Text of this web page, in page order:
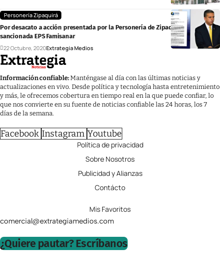
Personería Zipaquirá
Por desacato a acción presentada por la Personería de Zipaquirá, fue
sancionada EPS Famisanar
22 Octubre, 2020Extrategia Medios
Información confiable:Manténgase al día con las últimas noticias y
actualizaciones en vivo. Desde política y tecnología hasta entretenimiento
y más, le ofrecemos cobertura en tiempo real en la que puede confiar, lo
que nos convierte en su fuente de noticias confiable las 24 horas, los 7
días de la semana.
Facebook Instagram Youtube
Política de privacidad
Sobre Nosotros
Publicidad y Alianzas
Contácto
Mis Favoritos
comercial@extrategiamedios.com
¿Quiere pautar? Escríbanos